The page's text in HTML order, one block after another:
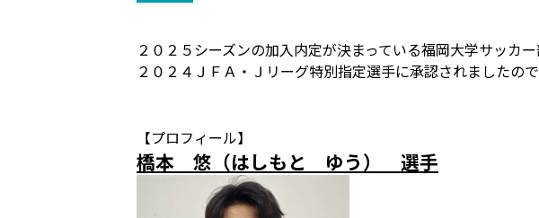
２０２５シーズンの加入内定が決まっている福岡大学サッカ
２０２４ＪＦＡ・Ｊリーグ特別指定選手に承認されましたので
【プロフィール】
橋本 悠（はしもと ゆう） 選手